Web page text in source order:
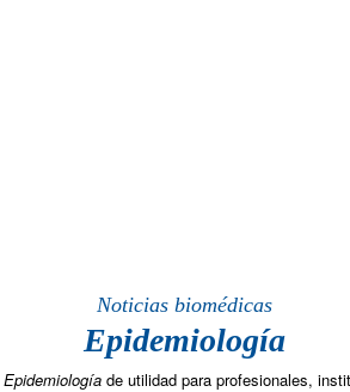
Noticias biomédicas
Epidemiología
Epidemiologíade utilidad para profesionales,